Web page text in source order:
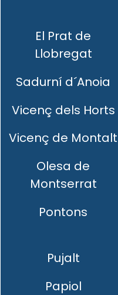
El Prat de
Llobregat
Sadurní d´Anoia
Vicenç dels Horts
Vicenç de Montalt
Olesa de
Montserrat
Pontons
Pujalt
Papiol